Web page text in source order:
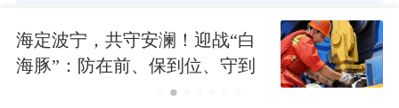
海定波宁，共守安澜！迎战“白
海豚”：防在前、保到位、守到